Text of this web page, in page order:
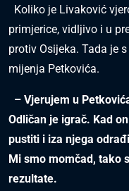
Koliko je Livaković
primjerice, vidljivo i u
protiv Osijeka. Tada je
mijenja Petkovića.
– Vjerujem u
Odličan je igrač. Kad
pustiti i iza njega
Mi smo momčad, tako
rezultate.